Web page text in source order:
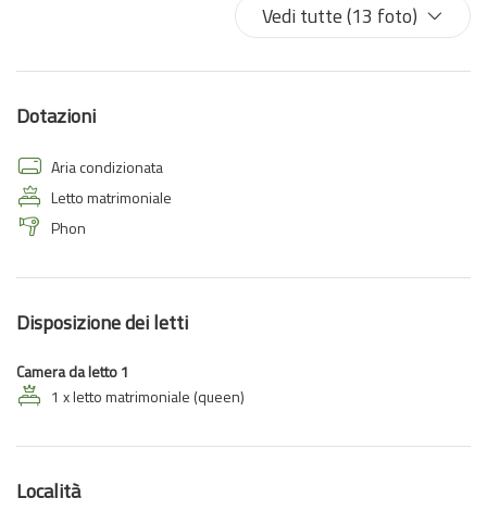
Vedi tutte (13 foto)
Dotazioni
Aria condizionata
Letto matrimoniale
Phon
Disposizione dei letti
Camera da letto 1
1 x letto matrimoniale (queen)
Località